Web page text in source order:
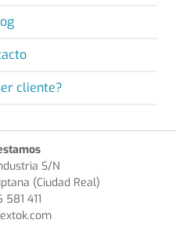
cliente?
S/N
(Ciudad Real)
411